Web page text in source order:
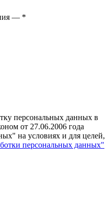
— *
персональных данных в
от 27.06.2006 года
на условиях и для целей,
персональных данных"